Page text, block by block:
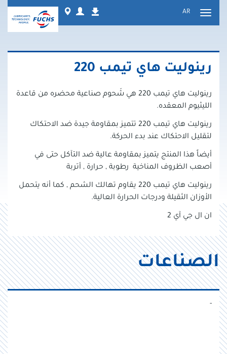
التنزيلات
Login
Worldwide AR
رينوليت هاي تيمب 220
رينوليت هاي تيمب 220 هي شَحوم صناعية محضره من قاعدة
الليثيوم المعقده.
رينوليت هاي تيمب 220 تتميز بمقاومة جيدة ضد الاحتكاك
لتقليل الاحتكاك عند بدء الحركة.
أيضاً هذا المنتج يتميز بمقاومة عالية ضد التآكل حتى في
أصعب الظروف المناخية رطوبة , حرارة , أتربة
رينوليت هاي تيمب 220 يقاوم تهالك الشحم , كما أنه يتحمل
الأوزان الثقيلة ودرجات الحرارة العالية.
ان ال جي آي 2
الصناعات
-